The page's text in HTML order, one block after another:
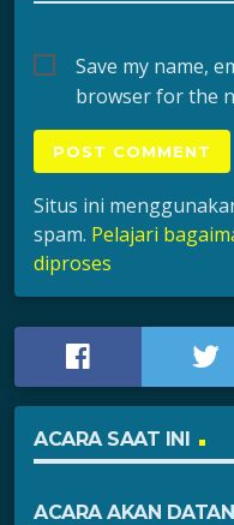
Save my name,
browser for the
Situs ini
spam. Pelajari
diproses
ACARA SAAT INI
ACARA AKAN